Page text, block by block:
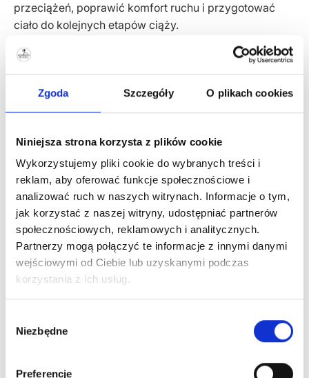
Zgoda Szczegóły O plikach cookies
Niniejsza strona korzysta z plików cookie
Wykorzystujemy pliki cookie do wybranych treści i
reklam, aby oferować funkcje społecznościowe i
analizować ruch w naszych witrynach. Informacje o tym,
jak korzystać z naszej witryny, udostępniać partnerów
społecznościowych, reklamowych i analitycznych.
Partnerzy mogą połączyć te informacje z innymi danymi
wejściowymi od Ciebie lub uzyskanymi podczas
korzystania z ich usług.
zgody
Niezbędne
Preferencje
przeciążeń, poprawić komfort ruchu i przygotować
ciało do kolejnych etapów ciąży.
Jeżeli planujesz ciążę, warto zadbać o kręgosłup,
miednicę i mięśnie dna miednicy wcześniej. Wzmocnić
to, co wymaga wzmocnienia. Rozluźnić to, co jest w
poruszać się na co dzień.
Dlaczego diagnoza jest ważna?
Bardzo ważna jest odpowiednia ocena problemu. Jeśli
lekarz ginekolog nie widzi przeciwwskazań ze swojej
strony, warto skonsultować się z fizjoterapeutą lub
osteopatą, który pracuje z kobietami w ciąży. Podczas
wizyty terapeuta może sprawdzić, czy problem